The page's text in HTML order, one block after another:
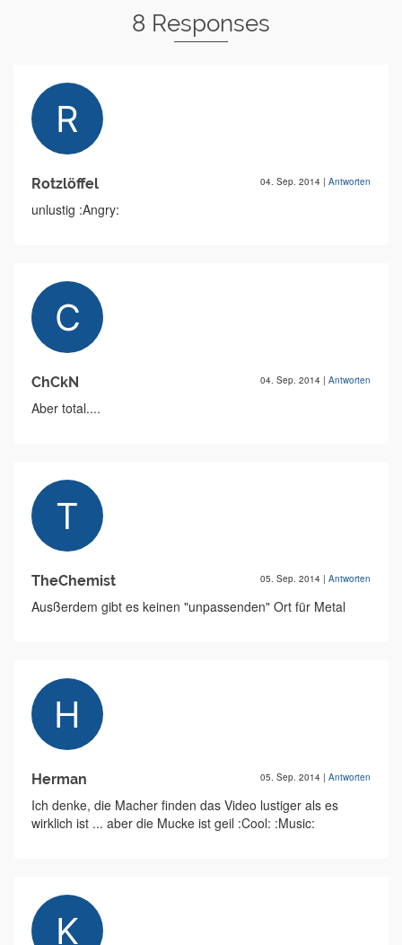
8 Responses
Rotzlöffel 04. Sep. 2014 | Antworten
unlustig :Angry:
ChCkN 04. Sep. 2014 | Antworten
Aber total....
TheChemist 05. Sep. 2014 | Antworten
Ausßerdem gibt es keinen "unpassenden" Ort für Metal
Herman 05. Sep. 2014 | Antworten
Ich denke, die Macher finden das Video lustiger als es
wirklich ist ... aber die Mucke ist geil :Cool: :Music: